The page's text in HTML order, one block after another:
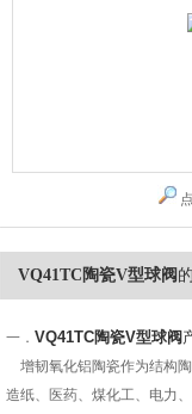
VQ41TC陶瓷V型球阀
一． VQ41TC陶瓷V型球阀
增韧氧化铝陶瓷作为结构
造纸、医药、煤化工、电力